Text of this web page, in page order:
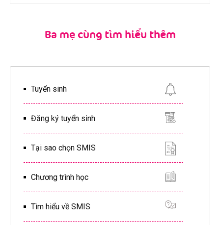
Ba mẹ cùng tìm hiểu thêm
Tuyển sinh
Đăng ký tuyển sinh
Tại sao chọn SMIS
Chương trình học
Tìm hiểu về SMIS